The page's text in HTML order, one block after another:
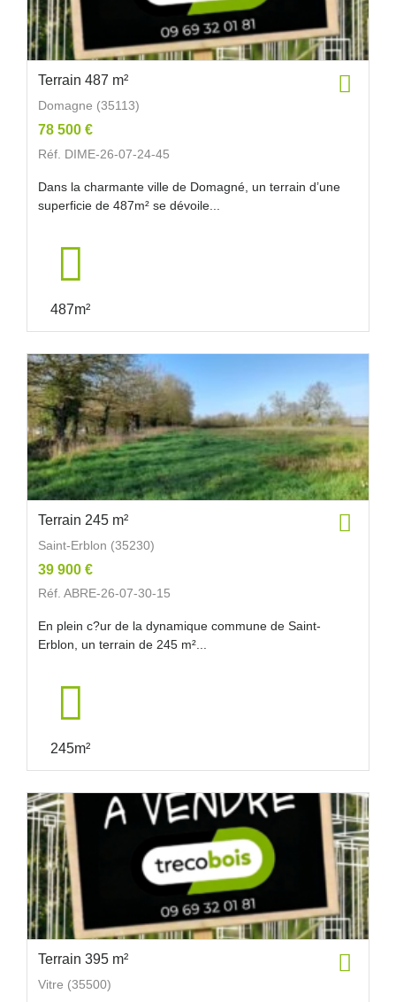
Terrain 487 m²
Domagne (35113)
78 500 €
Réf. DIME-26-07-24-45
Dans la charmante ville de Domagné, un terrain d’une
superficie de 487m² se dévoile...
487m²
Terrain 245 m²
Saint-Erblon (35230)
39 900 €
Réf. ABRE-26-07-30-15
En plein c?ur de la dynamique commune de Saint-
Erblon, un terrain de 245 m²...
245m²
Terrain 395 m²
Vitre (35500)